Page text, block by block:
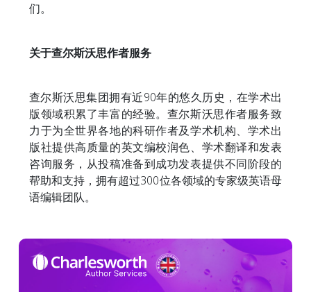
们。
关于查尔斯沃思作者服务
查尔斯沃思集团拥有近90年的悠久历史，在学术出
版领域积累了丰富的经验。查尔斯沃思作者服务致
力于为全世界各地的科研作者及学术机构、学术出
版社提供高质量的英文编校润色、学术翻译和发表
咨询服务，从投稿准备到成功发表提供不同阶段的
帮助和支持，拥有超过300位各领域的专家级英语母
语编辑团队。